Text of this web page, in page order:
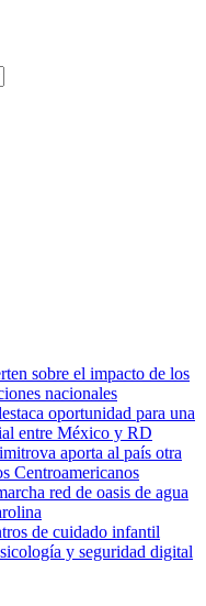
sobre el impacto de los
nacionales
oportunidad para una
entre México y RD
aporta al país otra
Centroamericanos
red de oasis de agua
de cuidado infantil
y seguridad digital